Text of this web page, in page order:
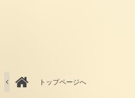
トップページへ